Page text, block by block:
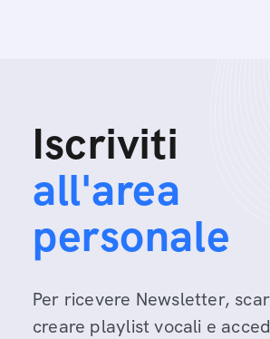
Iscriviti
all'area
personale
Per ricevere Newsletter,
creare playlist vocali e